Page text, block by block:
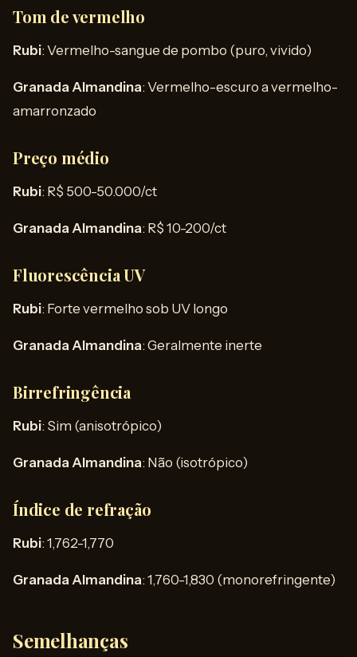
Tom de vermelho
Rubi: Vermelho-sangue de pombo (puro, vivido)
Granada Almandina: Vermelho-escuro a vermelho-
amarronzado
Preço médio
Rubi: R$ 500-50.000/ct
Granada Almandina: R$ 10-200/ct
Fluorescência UV
Rubi: Forte vermelho sob UV longo
Granada Almandina: Geralmente inerte
Birrefringência
Rubi: Sim (anisotrópico)
Granada Almandina: Não (isotrópico)
Índice de refração
Rubi: 1,762-1,770
Granada Almandina: 1,760-1,830 (monorefringente)
Semelhanças